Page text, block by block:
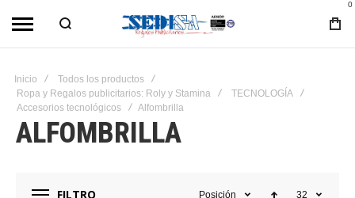
0
Inicio
Todos los productos
Ropa y Regalos publicitarios: Roly y Stamina
TECNOLOGÍA
Accesorios tecnológicos
Alfombrilla
ALFOMBRILLA
FILTRO Posición 32